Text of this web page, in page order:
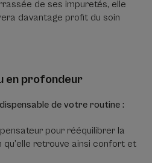
de ses impuretés, elle
davantage profit du soin
en profondeur
de votre routine :
pour rééquilibrer la
qu’elle retrouve ainsi confort et